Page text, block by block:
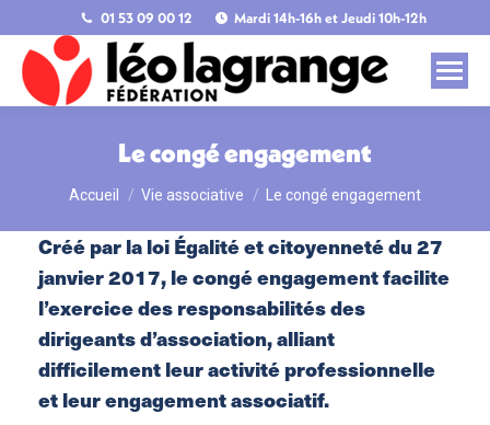
01 53 09 00 12 Mardi 14h-16h et Jeudi 10h-12h
Le congé engagement
Vous êtes ici :
Accueil Vie associative Le congé engagement
Créé par la loi Égalité et citoyenneté du 27
janvier 2017, le congé engagement facilite
l’exercice des responsabilités des
dirigeants d’association, alliant
difficilement leur activité professionnelle
et leur engagement associatif.